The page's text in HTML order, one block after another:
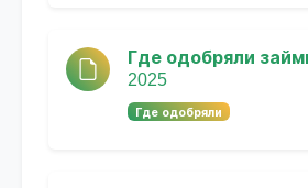
Где одобряли
2025
Где одобряли